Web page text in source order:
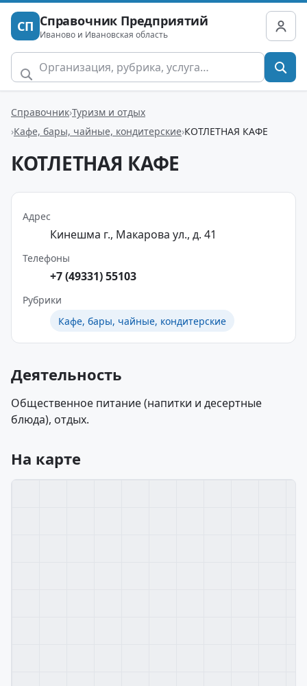
СП Справочник Предприятий
Иваново и Ивановская область
Справочник Туризм и отдых
Кафе, бары, чайные, кондитерские КОТЛЕТНАЯ КАФЕ
КОТЛЕТНАЯ КАФЕ
Адрес
Кинешма г., Макарова ул., д. 41
Телефоны
+7 (49331) 55103
Рубрики
Кафе, бары, чайные, кондитерские
Деятельность
Общественное питание (напитки и десертные
блюда), отдых.
На карте